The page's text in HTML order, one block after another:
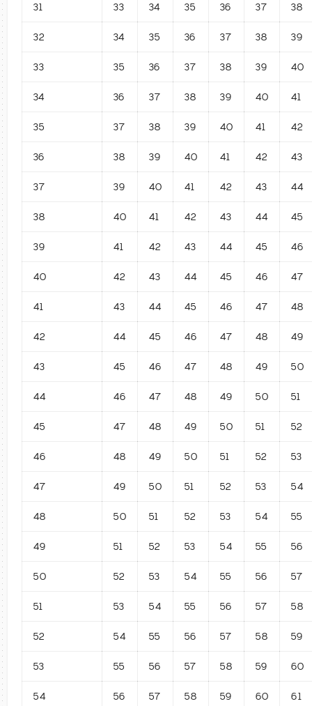
31 33 34 35 36 37 38
32 34 35 36 37 38 39
33 35 36 37 38 39 40
34 36 37 38 39 40 41
35 37 38 39 40 41 42
36 38 39 40 41 42 43
37 39 40 41 42 43 44
38 40 41 42 43 44 45
39 41 42 43 44 45 46
40 42 43 44 45 46 47
41 43 44 45 46 47 48
42 44 45 46 47 48 49
43 45 46 47 48 49 50
44 46 47 48 49 50 51
45 47 48 49 50 51 52
46 48 49 50 51 52 53
47 49 50 51 52 53 54
48 50 51 52 53 54 55
49 51 52 53 54 55 56
50 52 53 54 55 56 57
51 53 54 55 56 57 58
52 54 55 56 57 58 59
53 55 56 57 58 59 60
54 56 57 58 59 60 61